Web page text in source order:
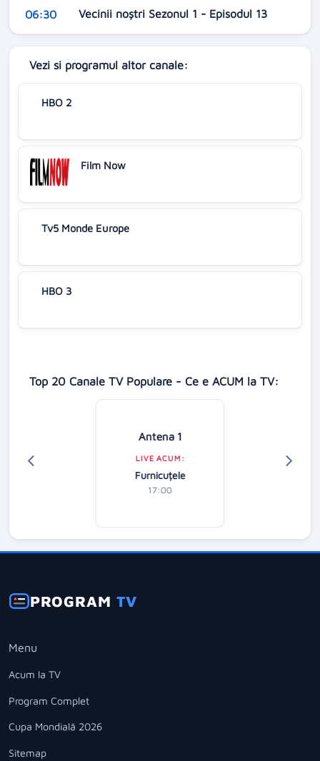
06:30 Vecinii noștri Sezonul 1 - Episodul 13
Vezi si programul altor canale:
HBO 2
Film Now
Tv5 Monde Europe
HBO 3
Top 20 Canale TV Populare - Ce e ACUM la TV:
Antena 1
LIVE ACUM:
Furnicuțele
17:00
PROGRAMTV
Menu
Acum la TV
Program Complet
Cupa Mondială 2026
Sitemap